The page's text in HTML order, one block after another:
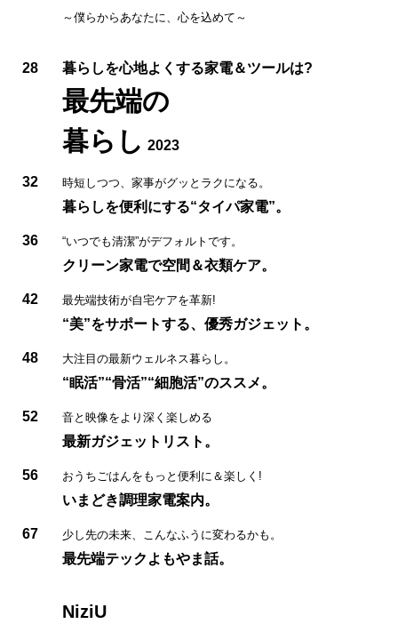
～僕らからあなたに、心を込めて～
28 暮らしを心地よくする家電＆ツールは?
最先端の
暮らし 2023
32 時短しつつ、家事がグッとラクになる。
暮らしを便利にする“タイパ家電”。
36 “いつでも清潔”がデフォルトです。
クリーン家電で空間＆衣類ケア。
42 最先端技術が自宅ケアを革新!
“美”をサポートする、優秀ガジェット。
48 大注目の最新ウェルネス暮らし。
“眠活”“骨活”“細胞活”のススメ。
52 音と映像をより深く楽しめる
最新ガジェットリスト。
56 おうちごはんをもっと便利に＆楽しく!
いまどき調理家電案内。
67 少し先の未来、こんなふうに変わるかも。
最先端テックよもやま話。
NiziU